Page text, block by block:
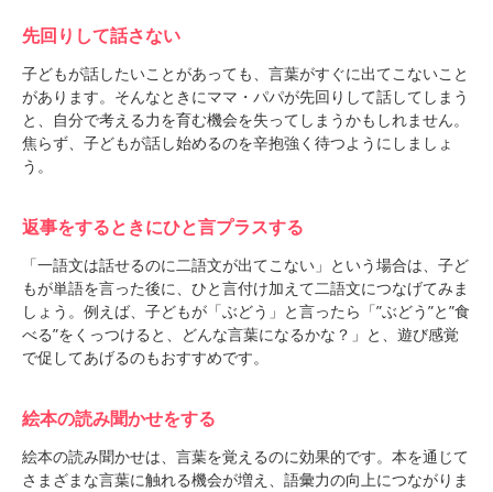
先回りして話さない
子どもが話したいことがあっても、言葉がすぐに出てこないこと
があります。そんなときにママ・パパが先回りして話してしまう
と、自分で考える力を育む機会を失ってしまうかもしれません。
焦らず、子どもが話し始めるのを辛抱強く待つようにしましょ
う。
返事をするときにひと言プラスする
「一語文は話せるのに二語文が出てこない」という場合は、子ど
もが単語を言った後に、ひと言付け加えて二語文につなげてみま
しょう。例えば、子どもが「ぶどう」と言ったら「”ぶどう”と”食
べる”をくっつけると、どんな言葉になるかな？」と、遊び感覚
で促してあげるのもおすすめです。
絵本の読み聞かせをする
絵本の読み聞かせは、言葉を覚えるのに効果的です。本を通じて
さまざまな言葉に触れる機会が増え、語彙力の向上につながりま